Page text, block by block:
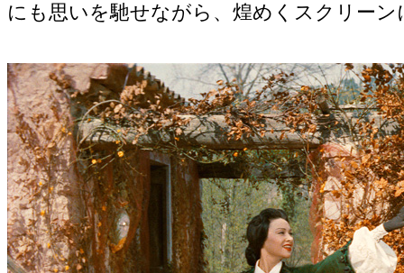
にも思いを馳せながら、煌めくスクリー